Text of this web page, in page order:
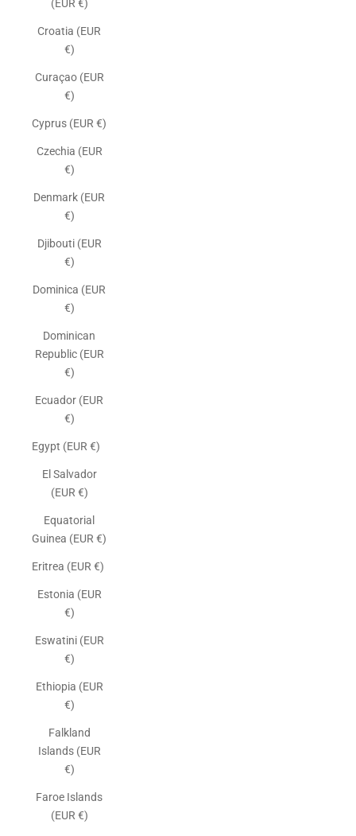
(EUR €)
Croatia (EUR
€)
Curaçao (EUR
€)
Cyprus (EUR €)
Czechia (EUR
€)
Denmark (EUR
€)
Djibouti (EUR
€)
Dominica (EUR
€)
Dominican
Republic (EUR
€)
Ecuador (EUR
€)
Egypt (EUR €)
El Salvador
(EUR €)
Equatorial
Guinea (EUR €)
Eritrea (EUR €)
Estonia (EUR
€)
Eswatini (EUR
€)
Ethiopia (EUR
€)
Falkland
Islands (EUR
€)
Faroe Islands
(EUR €)